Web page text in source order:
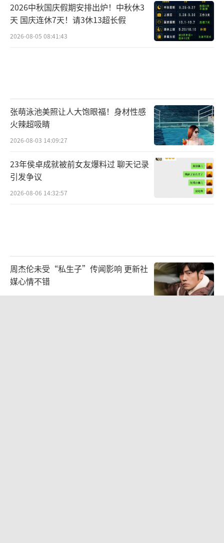
向词、歌词文本、和弦段落、旋律midi等,为用
户提供了更多的创作可能性。
乐人内容成长企划,通过持续、多样的活动,向用
户端征集AI联创音乐作品。期间涌现出《All W
e Can Be》《百鬼•夜行》《海星》等热度与
口碑兼备的AI联创作品。同时,平台还将积极拓
展AI音乐创新玩法与应用场景,推动AI音乐创作
的广泛应用和商业化发展,为音乐产业的创新和
发展注入新的动力。
爱好者提供更为便捷、高效、个性化的AI音乐
创作服务。（责任编辑：李劲 CK005）
2026中秋国庆假期安排出炉！中秋休3
天 国庆连休7天！请3休13超长假
2026-08-05 08:41:43
张萌泳池美照让人大饱眼福！身材性感
火辣超吸睛
2026-08-03 14:09:27
23年侯卓成就被前女友爆料过 聊天记录
引发争议
2026-08-06 14:32:57
周杰伦未受“私生子”传闻影响 更新社
媒心情不错
2026-08-06 10:46:31